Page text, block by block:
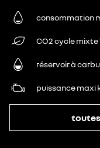
consommation
CO2 cycle mixte
réservoir à
puissance maxi